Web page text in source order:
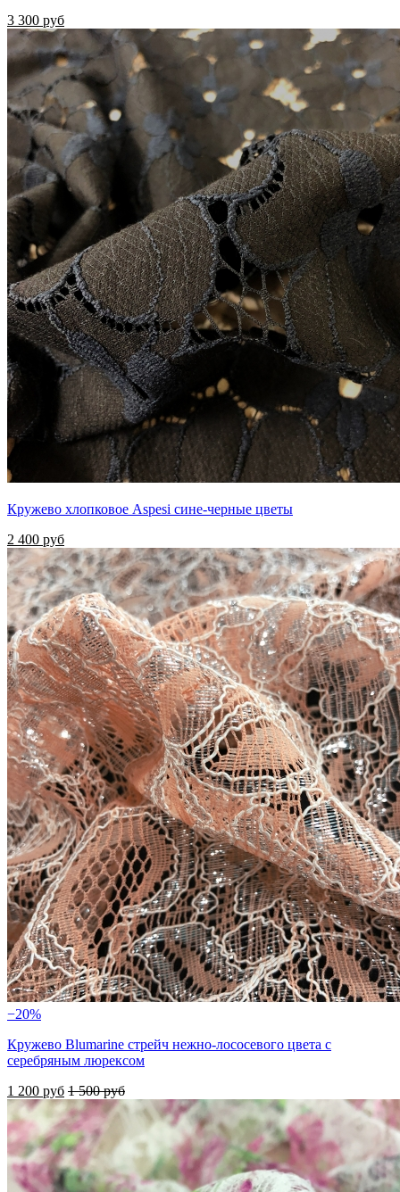
3 300 руб
Кружево хлопковое Aspesi сине-черные цветы
2 400 руб
−20%
Кружево Blumarine стрейч нежно-лососевого цвета с
серебряным люрексом
1 200 руб 1 500 руб